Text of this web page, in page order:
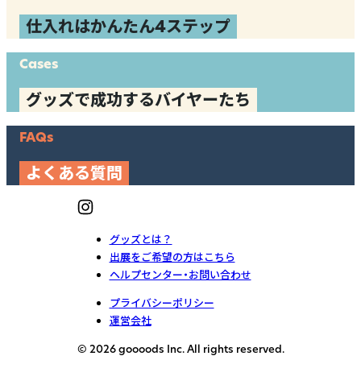
仕入れはかんたん4ステップ
Cases
グッズで成功するバイヤーたち
FAQs
よくある質問
グッズとは？
出展をご希望の方はこちら
ヘルプセンター・お問い合わせ
プライバシーポリシー
運営会社
© 2026 goooods Inc. All rights reserved.